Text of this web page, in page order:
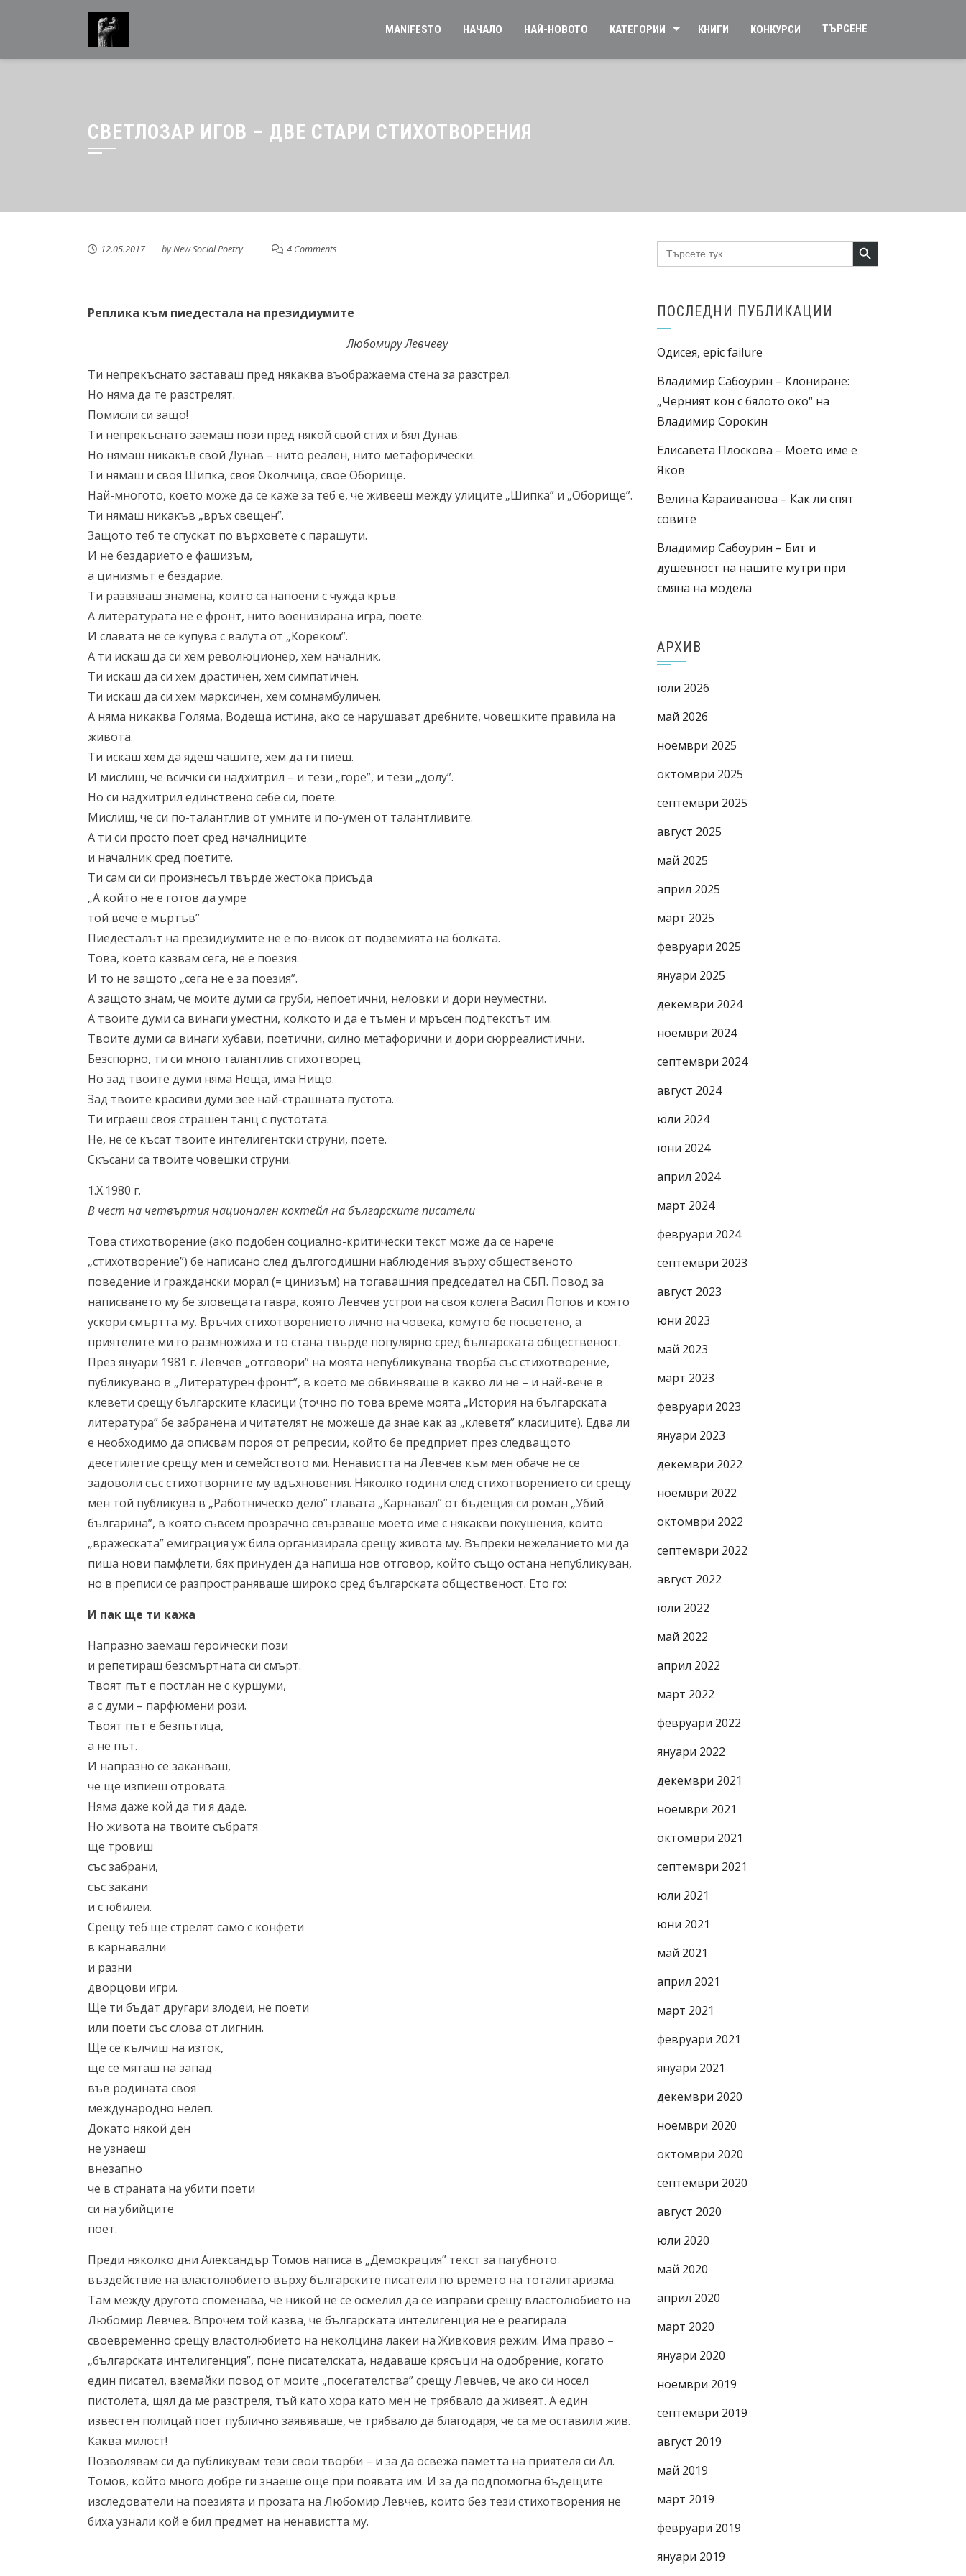
MANIFESTO НАЧАЛО НАЙ-НОВОТО КАТЕГОРИИ КНИГИ КОНКУРСИ ТЪРСЕНЕ
СВЕТЛОЗАР ИГОВ – ДВЕ СТАРИ СТИХОТВОРЕНИЯ
12.05.2017 byNew Social Poetry 4 Comments
Реплика към пиедестала на президиумите
Любомиру Левчеву
Ти непрекъснато заставаш пред някаква въображаема стена за разстрел.
Но няма да те разстрелят.
Помисли си защо!
Ти непрекъснато заемаш пози пред някой свой стих и бял Дунав.
Но нямаш никакъв свой Дунав – нито реален, нито метафорически.
Ти нямаш и своя Шипка, своя Околчица, свое Оборище.
Най-многото, което може да се каже за теб е, че живееш между улиците „Шипка” и „Оборище”.
Ти нямаш никакъв „връх свещен”.
Защото теб те спускат по върховете с парашути.
И не бездарието е фашизъм,
а цинизмът е бездарие.
Ти развяваш знамена, които са напоени с чужда кръв.
А литературата не е фронт, нито военизирана игра, поете.
И славата не се купува с валута от „Кореком”.
А ти искаш да си хем революционер, хем началник.
Ти искаш да си хем драстичен, хем симпатичен.
Ти искаш да си хем марксичен, хем сомнамбуличен.
А няма никаква Голяма, Водеща истина, ако се нарушават дребните, човешките правила на
живота.
Ти искаш хем да ядеш чашите, хем да ги пиеш.
И мислиш, че всички си надхитрил – и тези „горе”, и тези „долу”.
Но си надхитрил единствено себе си, поете.
Мислиш, че си по-талантлив от умните и по-умен от талантливите.
А ти си просто поет сред началниците
и началник сред поетите.
Ти сам си си произнесъл твърде жестока присъда
„А който не е готов да умре
той вече е мъртъв”
Пиедесталът на президиумите не е по-висок от подземията на болката.
Това, което казвам сега, не е поезия.
И то не защото „сега не е за поезия”.
А защото знам, че моите думи са груби, непоетични, неловки и дори неуместни.
А твоите думи са винаги уместни, колкото и да е тъмен и мръсен подтекстът им.
Твоите думи са винаги хубави, поетични, силно метафорични и дори сюрреалистични.
Безспорно, ти си много талантлив стихотворец.
Но зад твоите думи няма Неща, има Нищо.
Зад твоите красиви думи зее най-страшната пустота.
Ти играеш своя страшен танц с пустотата.
Не, не се късат твоите интелигентски струни, поете.
Скъсани са твоите човешки струни.
1.Х.1980 г.
В чест на четвъртия национален коктейл на българските писатели
Това стихотворение (ако подобен социално-критически текст може да се нарече
„стихотворение”) бе написано след дългогодишни наблюдения върху общественото
поведение и граждански морал (= цинизъм) на тогавашния председател на СБП. Повод за
написването му бе зловещата гавра, която Левчев устрои на своя колега Васил Попов и която
ускори смъртта му. Връчих стихотворението лично на човека, комуто бе посветено, а
приятелите ми го размножиха и то стана твърде популярно сред българската общественост.
През януари 1981 г. Левчев „отговори” на моята непубликувана творба със стихотворение,
публикувано в „Литературен фронт”, в което ме обвиняваше в какво ли не – и най-вече в
клевети срещу българските класици (точно по това време моята „История на българската
литература” бе забранена и читателят не можеше да знае как аз „клеветя” класиците). Едва ли
е необходимо да описвам пороя от репресии, който бе предприет през следващото
десетилетие срещу мен и семейството ми. Ненавистта на Левчев към мен обаче не се
задоволи със стихотворните му вдъхновения. Няколко години след стихотворението си срещу
мен той публикува в „Работническо дело” главата „Карнавал” от бъдещия си роман „Убий
българина”, в която съвсем прозрачно свързваше моето име с някакви покушения, които
„вражеската” емиграция уж била организирала срещу живота му. Въпреки нежеланието ми да
пиша нови памфлети, бях принуден да напиша нов отговор, който също остана непубликуван,
но в преписи се разпространяваше широко сред българската общественост. Ето го:
И пак ще ти кажа
Напразно заемаш героически пози
и репетираш безсмъртната си смърт.
Твоят път е постлан не с куршуми,
а с думи – парфюмени рози.
Твоят път е безпътица,
а не път.
И напразно се заканваш,
че ще изпиеш отровата.
Няма даже кой да ти я даде.
Но живота на твоите събратя
ще тровиш
със забрани,
със закани
и с юбилеи.
Срещу теб ще стрелят само с конфети
в карнавални
и разни
дворцови игри.
Ще ти бъдат другари злодеи, не поети
или поети със слова от лигнин.
Ще се кълчиш на изток,
ще се мяташ на запад
във родината своя
международно нелеп.
Докато някой ден
не узнаеш
внезапно
че в страната на убити поети
си на убийците
поет.
Преди няколко дни Александър Томов написа в „Демокрация” текст за пагубното
въздействие на властолюбието върху българските писатели по времето на тоталитаризма.
Там между другото споменава, че никой не се осмелил да се изправи срещу властолюбието на
Любомир Левчев. Впрочем той казва, че българската интелигенция не е реагирала
своевременно срещу властолюбието на неколцина лакеи на Живковия режим. Има право –
„българската интелигенция”, поне писателската, надаваше крясъци на одобрение, когато
един писател, вземайки повод от моите „посегателства” срещу Левчев, че ако си носел
пистолета, щял да ме разстреля, тъй като хора като мен не трябвало да живеят. А един
известен полицай поет публично заявяваше, че трябвало да благодаря, че са ме оставили жив.
Каква милост!
Позволявам си да публикувам тези свои творби – и за да освежа паметта на приятеля си Ал.
Томов, който много добре ги знаеше още при появата им. И за да подпомогна бъдещите
изследователи на поезията и прозата на Любомир Левчев, които без тези стихотворения не
биха узнали кой е бил предмет на ненавистта му.
Search
for:
Search Button
ПОСЛЕДНИ ПУБЛИКАЦИИ
Одисея, epic failure
Владимир Сабоурин – Клониране:
„Черният кон с бялото око“ на
Владимир Сорокин
Елисавета Плоскова – Моето име е
Яков
Велина Караиванова – Как ли спят
совите
Владимир Сабоурин – Бит и
душевност на нашите мутри при
смяна на модела
АРХИВ
юли 2026
май 2026
ноември 2025
октомври 2025
септември 2025
август 2025
май 2025
април 2025
март 2025
февруари 2025
януари 2025
декември 2024
ноември 2024
септември 2024
август 2024
юли 2024
юни 2024
април 2024
март 2024
февруари 2024
септември 2023
август 2023
юни 2023
май 2023
март 2023
февруари 2023
януари 2023
декември 2022
ноември 2022
октомври 2022
септември 2022
август 2022
юли 2022
май 2022
април 2022
март 2022
февруари 2022
януари 2022
декември 2021
ноември 2021
октомври 2021
септември 2021
юли 2021
юни 2021
май 2021
април 2021
март 2021
февруари 2021
януари 2021
декември 2020
ноември 2020
октомври 2020
септември 2020
август 2020
юли 2020
май 2020
април 2020
март 2020
януари 2020
ноември 2019
септември 2019
август 2019
май 2019
март 2019
февруари 2019
януари 2019